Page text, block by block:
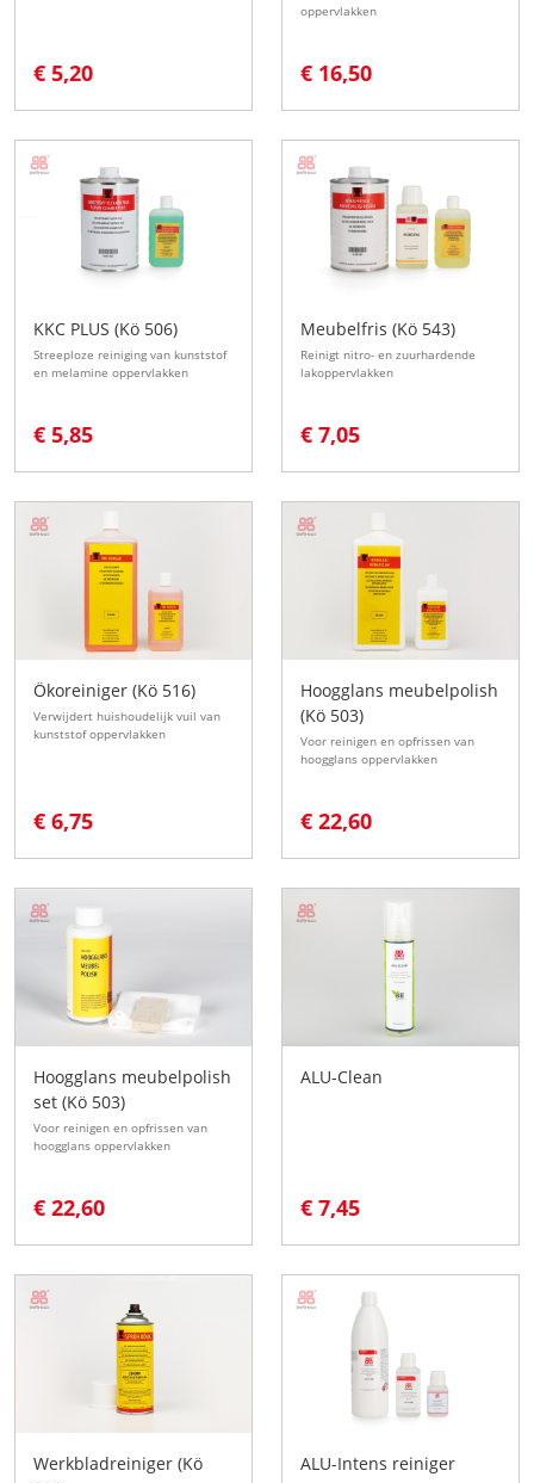
€ 5,20
oppervlakken
€ 16,50
KKC PLUS (Kö 506)
Streeploze reiniging van kunststof
en melamine oppervlakken
€ 5,85
Meubelfris (Kö 543)
Reinigt nitro- en zuurhardende
lakoppervlakken
€ 7,05
Ökoreiniger (Kö 516)
Verwijdert huishoudelijk vuil van
kunststof oppervlakken
€ 6,75
Hoogglans meubelpolish
(Kö 503)
Voor reinigen en opfrissen van
hoogglans oppervlakken
€ 22,60
Hoogglans meubelpolish
set (Kö 503)
Voor reinigen en opfrissen van
hoogglans oppervlakken
€ 22,60
ALU-Clean
€ 7,45
Werkbladreiniger (Kö
ALU-Intens reiniger